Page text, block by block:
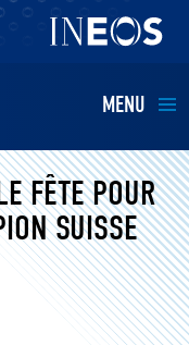
MENU
FÊTE POUR
SUISSE